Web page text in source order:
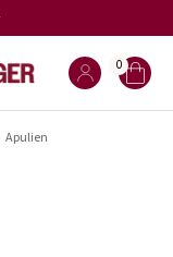
0
Apulien